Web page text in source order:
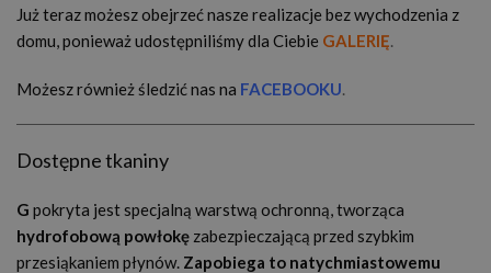
Już teraz możesz obejrzeć nasze realizacje bez wychodzenia z
domu, ponieważ udostępniliśmy dla Ciebie GALERIĘ.
Możesz również śledzić nas na FACEBOOKU.
Dostępne tkaniny
G pokryta jest specjalną warstwą ochronną, tworząca
hydrofobową powłokę zabezpieczającą przed szybkim
przesiąkaniem płynów. Zapobiega to natychmiastowemu